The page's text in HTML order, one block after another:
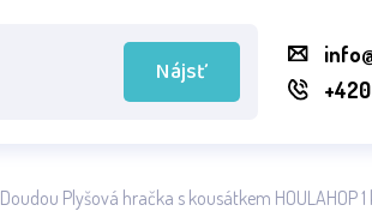
Nájsť
Doudou Plyšová hračka s kousátkem HOULAHOP 1